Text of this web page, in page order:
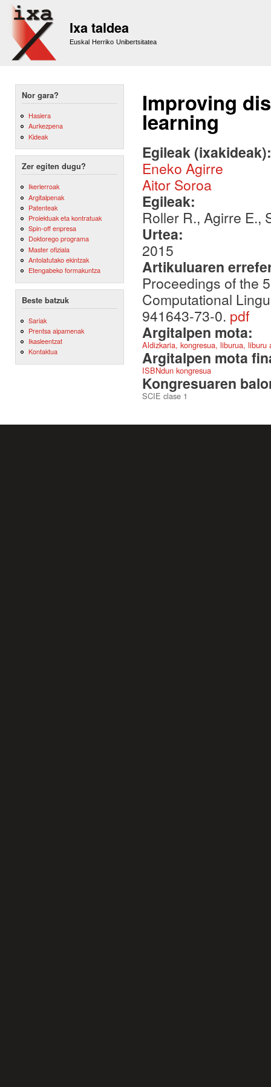
Ixa taldea
Euskal Herriko Unibertsitatea
Nor gara?
Hasiera
Aurkezpena
Kideak
Zer egiten dugu?
Ikerlerroak
Argitalpenak
Patenteak
Proiektuak eta kontratuak
Spin-off enpresa
Doktorego programa
Master ofiziala
Antolatutako ekintzak
Etengabeko formakuntza
Beste batzuk
Sariak
Prentsa aipamenak
Ikasleentzat
Kontaktua
Improving
learning
Egileak
Eneko Agirre
Aitor Soroa
Egileak:
Roller R., Agirre E.,
Urtea:
2015
Artikuluaren
Proceedings of the
Computational
941643-73-0. pdf
Argitalpen mota:
Aldizkaria, kongresua, liburua,
Argitalpen mota
ISBNdun kongresua
Kongresuaren
SCIE clase 1